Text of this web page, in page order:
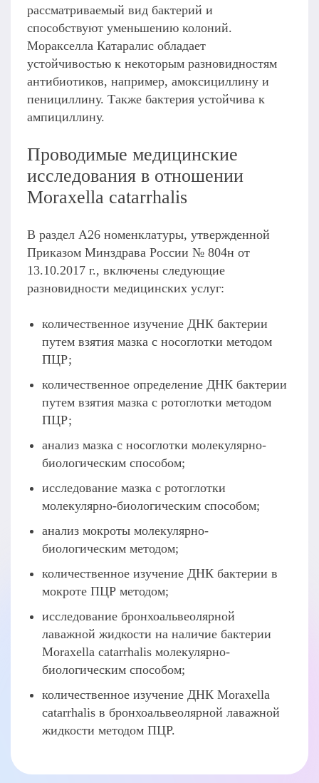
рассматриваемый вид бактерий и
способствуют уменьшению колоний.
Моракселла Катаралис обладает
устойчивостью к некоторым разновидностям
антибиотиков, например, амоксициллину и
пенициллину. Также бактерия устойчива к
ампициллину.
Проводимые медицинские
исследования в отношении
Moraxella catarrhalis
В раздел А26 номенклатуры, утвержденной
Приказом Минздрава России № 804н от
13.10.2017 г., включены следующие
разновидности медицинских услуг:
количественное изучение ДНК бактерии
путем взятия мазка с носоглотки методом
ПЦР;
количественное определение ДНК бактерии
путем взятия мазка с ротоглотки методом
ПЦР;
анализ мазка с носоглотки молекулярно-
биологическим способом;
исследование мазка с ротоглотки
молекулярно-биологическим способом;
анализ мокроты молекулярно-
биологическим методом;
количественное изучение ДНК бактерии в
мокроте ПЦР методом;
исследование бронхоальвеолярной
лаважной жидкости на наличие бактерии
Moraxella catarrhalis молекулярно-
биологическим способом;
количественное изучение ДНК Moraxella
catarrhalis в бронхоальвеолярной лаважной
жидкости методом ПЦР.